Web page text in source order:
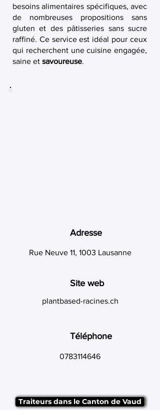
besoins alimentaires spécifiques, avec
de nombreuses propositions sans
gluten et des pâtisseries sans sucre
raffiné. Ce service est idéal pour ceux
qui recherchent une cuisine engagée,
saine et savoureuse.
Adresse
Rue Neuve 11, 1003 Lausanne
Site web
plantbased-racines.ch
Téléphone
0783114646
Traiteurs dans le Canton de Vaud